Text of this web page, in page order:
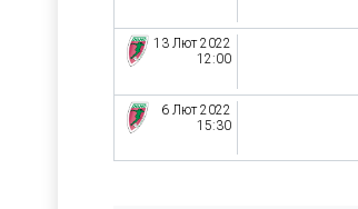
13 Лют 2022
12:00
6 Лют 2022
15:30